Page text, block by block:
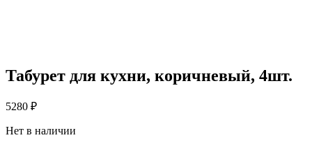
Табурет для кухни, коричневый, 4шт.
5280 ₽
Нет в наличии